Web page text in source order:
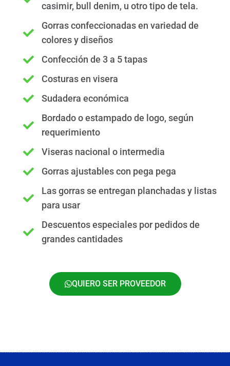
casimir, bull denim, u otro tipo de tela.
Gorras confeccionadas en variedad de
colores y diseños
Confección de 3 a 5 tapas
Costuras en visera
Sudadera económica
Bordado o estampado de logo, según
requerimiento
Viseras nacional o intermedia
Gorras ajustables con pega pega
Las gorras se entregan planchadas y listas
para usar
Descuentos especiales por pedidos de
grandes cantidades
QUIERO SER PROVEEDOR